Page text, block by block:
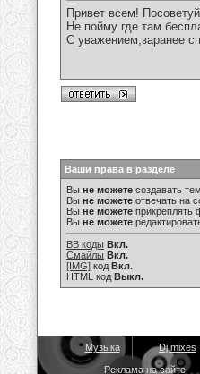
Привет всем!
Не пойму где там
С уважением,заранее
Ваши права в разделе
Вы не можете создавать
Вы не можете отвечать на
Вы не можете прикреплять
Вы не можете
BB коды Вкл.
Смайлы Вкл.
[IMG] код Вкл.
HTML код Выкл.
Музыка Dj mixes
Реклама на сайте